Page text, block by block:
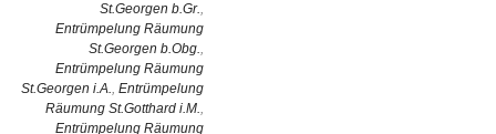
St.Georgen b.Gr.,
Entrümpelung Räumung
St.Georgen b.Obg.,
Entrümpelung Räumung
St.Georgen i.A., Entrümpelung
Räumung St.Gotthard i.M.,
Entrümpelung Räumung